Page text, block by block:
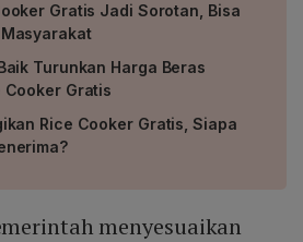
Gratis Jadi Sorotan, Bisa
Turunkan Harga Beras
Cooker Gratis
Rice Cooker Gratis, Siapa
menyesuaikan